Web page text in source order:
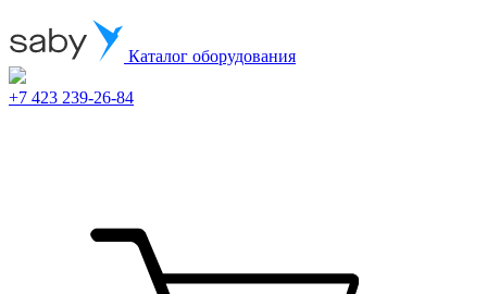
Каталог оборудования
+7 423 239-26-84